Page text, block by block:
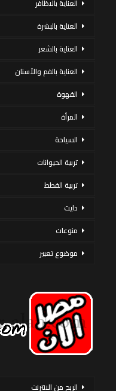
العناية بالاظافر
العناية بالبشرة
العناية بالشعر
العناية بالفم والأسنان
القهوة
المرأة
السياحة
تربية الحيوانات
تربية القطط
دايت
منوعات
موضوع تعبير
الربح من الانترنت